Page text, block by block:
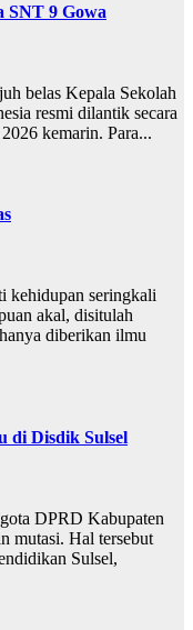
SNT 9 Gowa
belas Kepala Sekolah
resmi dilantik secara
kemarin. Para...
kehidupan seringkali
akal, disitulah
diberikan ilmu
di Disdik Sulsel
DPRD Kabupaten
mutasi. Hal tersebut
Sulsel,